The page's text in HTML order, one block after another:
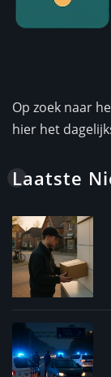
Op zoek naar
hier het
Laatste